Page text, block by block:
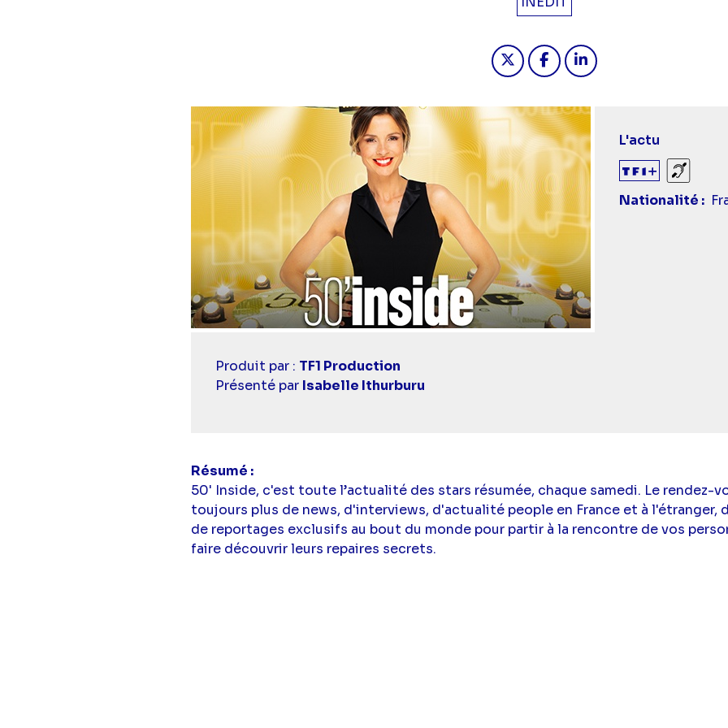
Partager "2025-03-08 17:50
Partager "2025-03-08
L'actu
Sourds
Nationalité
Casting
simba
Produit par : TF1 Production
Présenté par Isabelle Ithurburu
Résumé
50' Inside, c'est toute l’actualité des stars résumée, chaque samedi. Le rendez-
toujours plus de news, d'interviews, d'actualité people en France et à l'étranger,
de reportages exclusifs au bout du monde pour partir à la rencontre de vos
faire découvrir leurs repaires secrets.